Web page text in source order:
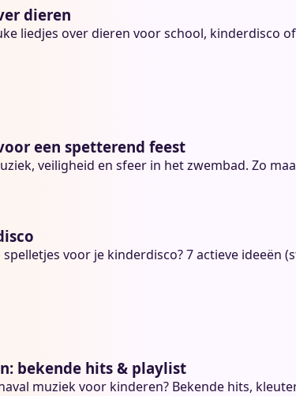
dieren
liedjes over dieren voor school, kinderdisco
een spetterend feest
veiligheid en sfeer in het zwembad. Zo
voor je kinderdisco? 7 actieve
bekende hits & playlist
muziek voor kinderen? Bekende hits,